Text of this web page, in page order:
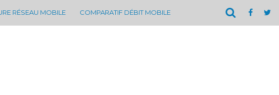
RÉSEAU MOBILE COMPARATIF DÉBIT MOBILE